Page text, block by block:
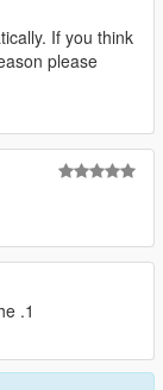
If you think
please
.1